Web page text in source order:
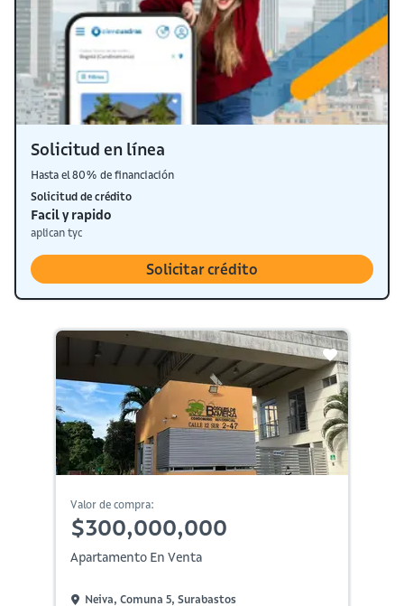
Solicitud en línea
Hasta el 80% de financiación
Solicitud de crédito
Facil y rapido
aplican tyc
Solicitar crédito
Valor de compra:
$300,000,000
Apartamento En Venta
Neiva, Comuna 5, Surabastos